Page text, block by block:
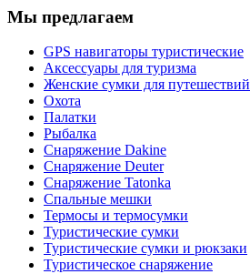
Мы предлагаем
GPS навигаторы туристические
Аксессуары для туризма
Женские сумки для путешествий
Охота
Палатки
Рыбалка
Снаряжение Dakine
Снаряжение Deuter
Снаряжение Tatonka
Спальные мешки
Термосы и термосумки
Туристические сумки
Туристические сумки и рюкзаки
Туристическое снаряжение